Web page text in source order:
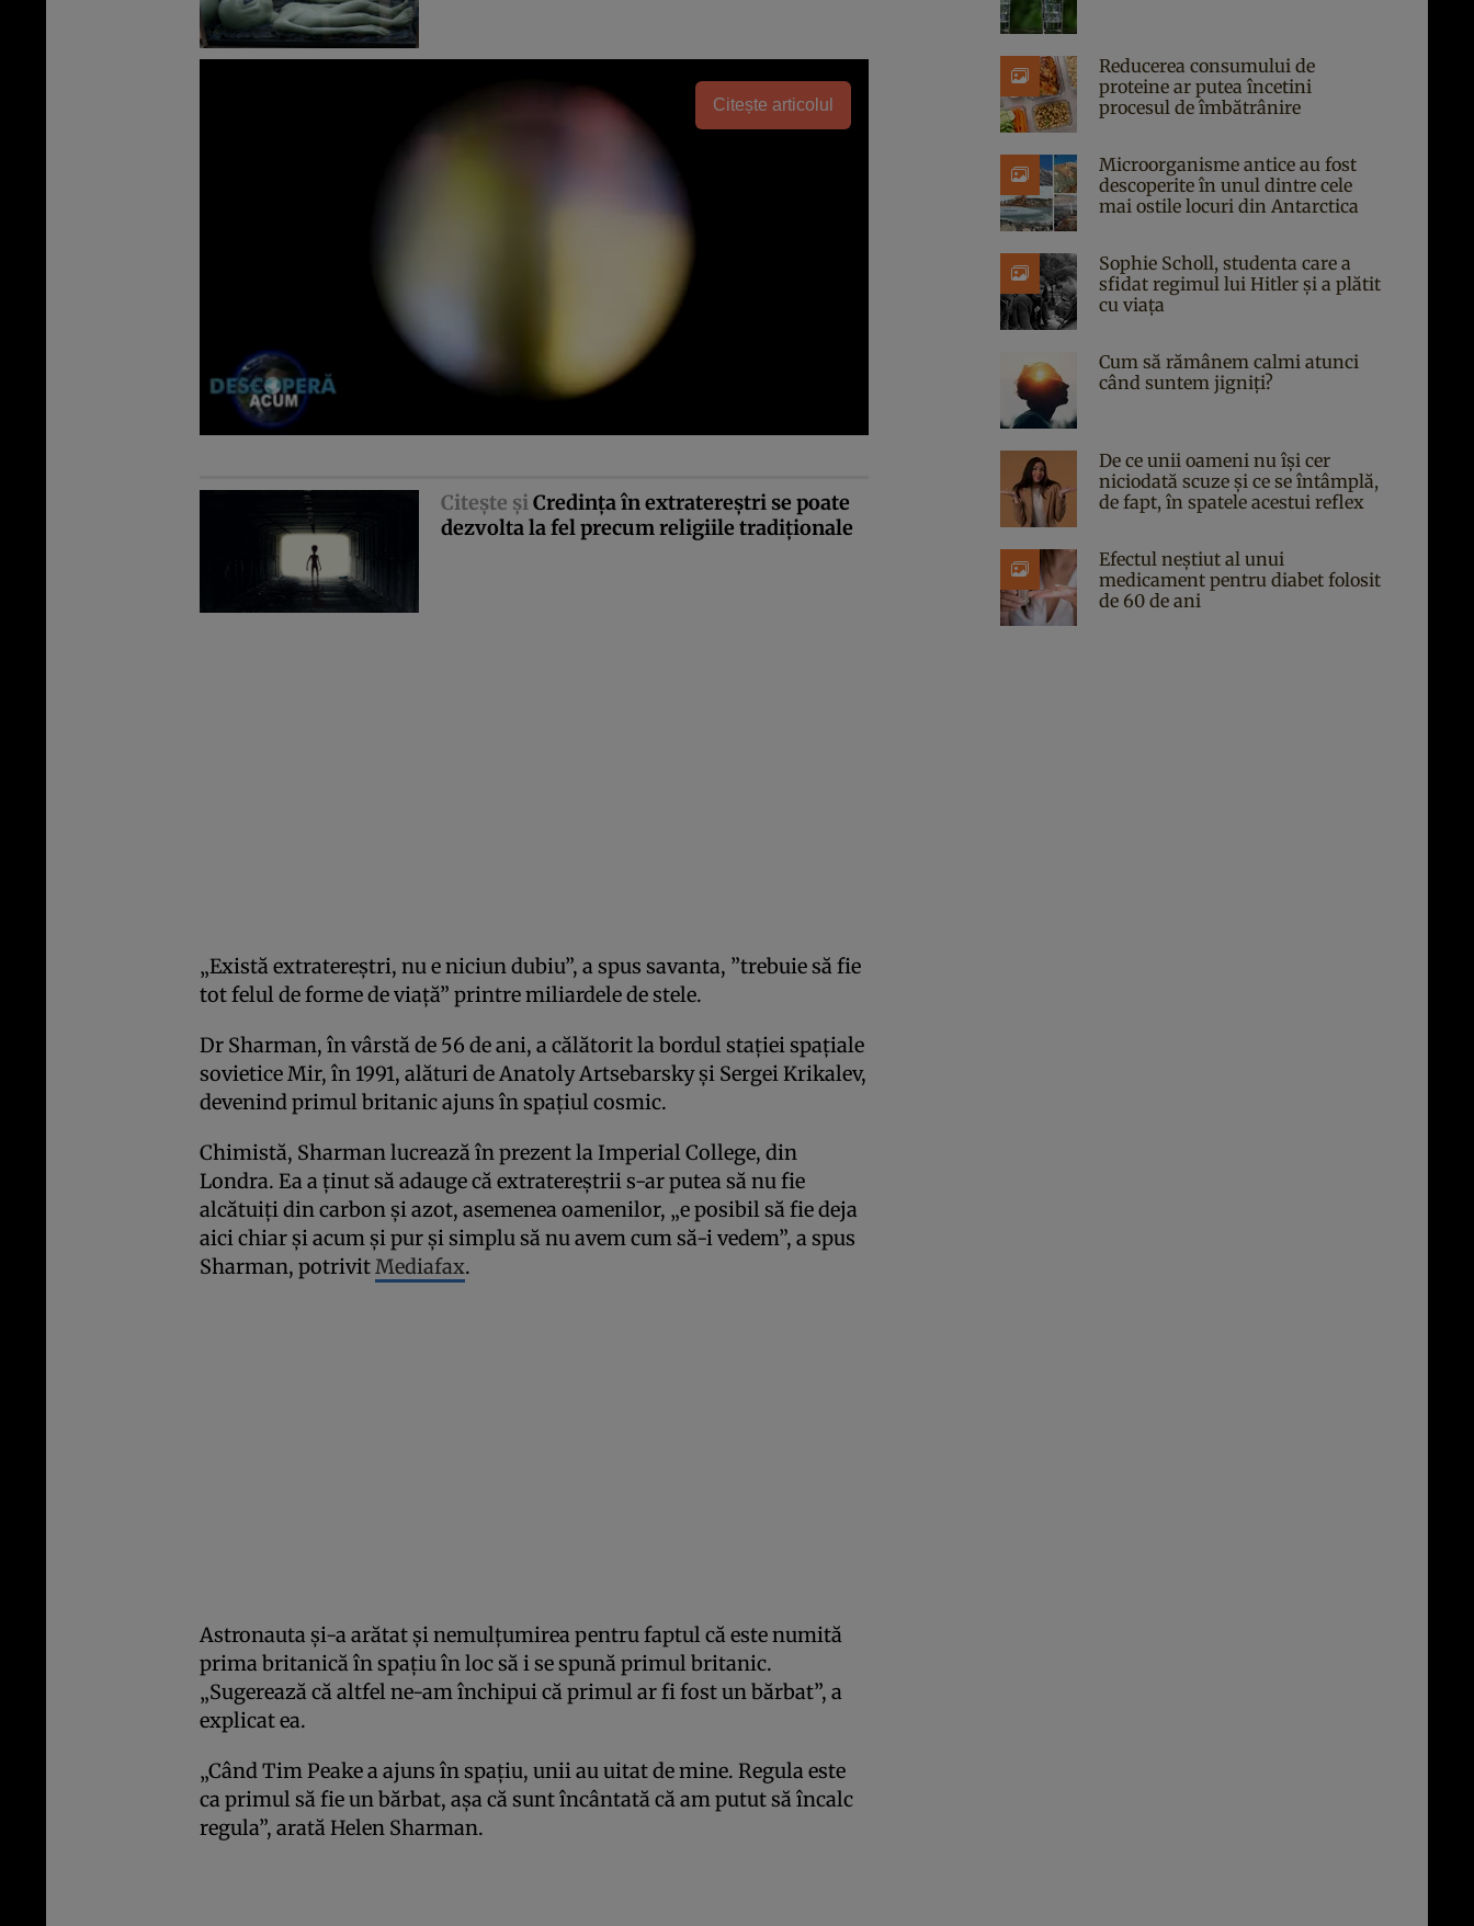
Citește articolul
Citeşte şiCredinţa în extratereştri se poate
dezvolta la fel precum religiile tradiţionale
„Există extratereştri, nu e niciun dubiu”, a spus savanta, ”trebuie să fie
tot felul de forme de viaţă” printre miliardele de stele.
Dr Sharman, în vârstă de 56 de ani, a călătorit la bordul staţiei spaţiale
sovietice Mir, în 1991, alături de Anatoly Artsebarsky şi Sergei Krikalev,
devenind primul britanic ajuns în spaţiul cosmic.
Chimistă, Sharman lucrează în prezent la Imperial College, din
Londra. Ea a ţinut să adauge că extratereştrii s-ar putea să nu fie
alcătuiţi din carbon şi azot, asemenea oamenilor, „e posibil să fie deja
aici chiar şi acum şi pur şi simplu să nu avem cum să-i vedem”, a spus
Sharman, potrivitMediafax.
Astronauta şi-a arătat şi nemulţumirea pentru faptul că este numită
prima britanică în spaţiu în loc să i se spună primul britanic.
„Sugerează că altfel ne-am închipui că primul ar fi fost un bărbat”, a
explicat ea.
„Când Tim Peake a ajuns în spaţiu, unii au uitat de mine. Regula este
ca primul să fie un bărbat, aşa că sunt încântată că am putut să încalc
regula”, arată Helen Sharman.
Reducerea consumului de
proteine ar putea încetini
procesul de îmbătrânire
Microorganisme antice au fost
descoperite în unul dintre cele
mai ostile locuri din Antarctica
Sophie Scholl, studenta care a
sfidat regimul lui Hitler și a plătit
cu viața
Cum să rămânem calmi atunci
când suntem jigniți?
De ce unii oameni nu își cer
niciodată scuze și ce se întâmplă,
de fapt, în spatele acestui reflex
Efectul neștiut al unui
medicament pentru diabet folosit
de 60 de ani